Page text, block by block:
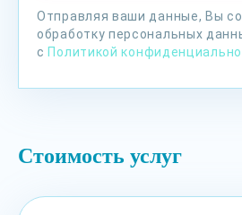
Отправляя ваши данные, Вы
обработку персональных
с Политикой
Стоимость услуг